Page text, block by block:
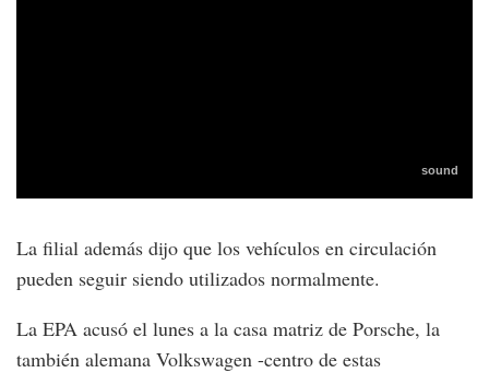
La filial además dijo que los vehículos en circulación
pueden seguir siendo utilizados normalmente.
La EPA acusó el lunes a la casa matriz de Porsche, la
también alemana Volkswagen -centro de estas